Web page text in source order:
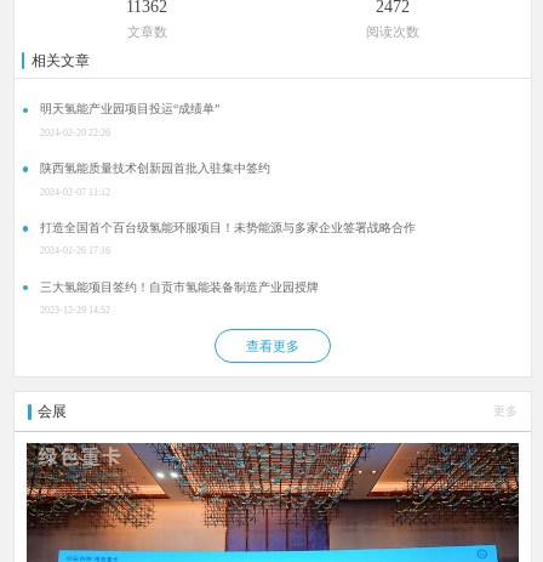
11362
文章数
2472
阅读次数
相关文章
明天氢能产业园项目投运“成绩单”
2024-02-20 22:26
陕西氢能质量技术创新园首批入驻集中签约
2024-02-07 11:12
打造全国首个百台级氢能环服项目！未势能源与多家企业签署战略合作
2024-01-26 17:16
三大氢能项目签约！自贡市氢能装备制造产业园授牌
2023-12-29 14:52
查看更多
会展 更多